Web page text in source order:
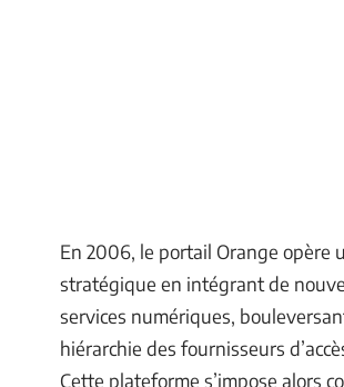
En 2006, le portail Orange opère
stratégique en intégrant de
services numériques,
hiérarchie des fournisseurs
Cette plateforme s’impose alors